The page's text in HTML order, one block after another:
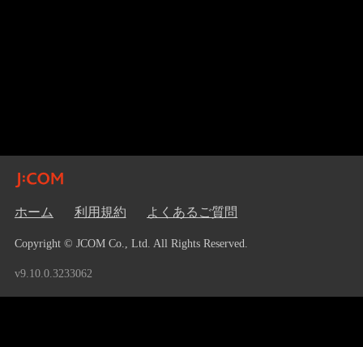
ホーム 利用規約 よくあるご質問
Copyright © JCOM Co., Ltd. All Rights Reserved.
v9.10.0.3233062